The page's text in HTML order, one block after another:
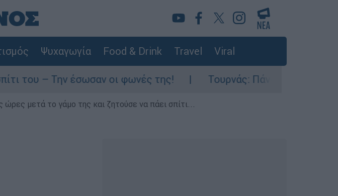
Ψυχαγωγία Food & Drink Travel Viral
οι φωνές της! Τουρνάς: Πάνω από 400 πυρκαγιές σε 10
μετά το γάμο της και ζητούσε να πάει σπίτι...